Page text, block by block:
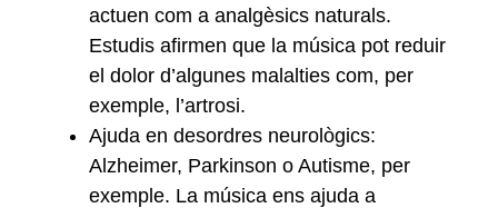
actuen com a analgèsics naturals.
Estudis afirmen que la música pot reduir
el dolor d’algunes malalties com, per
exemple, l’artrosi.
Ajuda en desordres neurològics:
Alzheimer, Parkinson o Autisme, per
exemple. La música ens ajuda a